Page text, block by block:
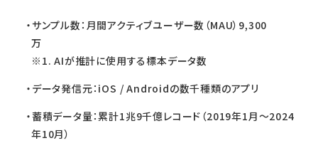
サンプル数：月間アクティブユーザー数（MAU）9,300
万
※1. AIが推計に使用する標本データ数
データ発信元：iOS / Androidの数千種類のアプリ
蓄積データ量：累計1兆9千億レコード（2019年1月〜2024
年10月）